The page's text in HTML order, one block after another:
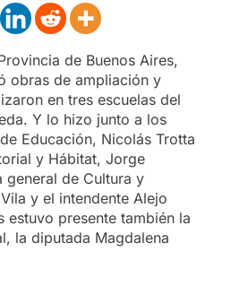
de Buenos Aires,
obras de ampliación y
en tres escuelas del
Y lo hizo junto a los
Educación, Nicolás Trotta
y Hábitat, Jorge
general de Cultura y
y el intendente Alejo
estuvo presente también la
la diputada Magdalena